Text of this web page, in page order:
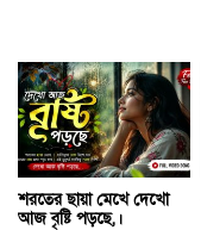
শরতের ছায়া মেখে দেখো
আজ বৃষ্টি পড়ছে,।